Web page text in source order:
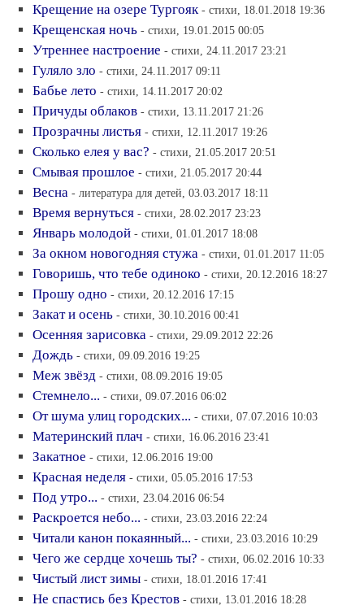
Крещение на озере Тургояк - стихи, 18.01.2018 19:36
Крещенская ночь - стихи, 19.01.2015 00:05
Утреннее настроение - стихи, 24.11.2017 23:21
Гуляло зло - стихи, 24.11.2017 09:11
Бабье лето - стихи, 14.11.2017 20:02
Причуды облаков - стихи, 13.11.2017 21:26
Прозрачны листья - стихи, 12.11.2017 19:26
Сколько елея у вас? - стихи, 21.05.2017 20:51
Смывая прошлое - стихи, 21.05.2017 20:44
Весна - литература для детей, 03.03.2017 18:11
Время вернуться - стихи, 28.02.2017 23:23
Январь молодой - стихи, 01.01.2017 18:08
За окном новогодняя стужа - стихи, 01.01.2017 11:05
Говоришь, что тебе одиноко - стихи, 20.12.2016 18:27
Прошу одно - стихи, 20.12.2016 17:15
Закат и осень - стихи, 30.10.2016 00:41
Осенняя зарисовка - стихи, 29.09.2012 22:26
Дождь - стихи, 09.09.2016 19:25
Меж звёзд - стихи, 08.09.2016 19:05
Стемнело... - стихи, 09.07.2016 06:02
От шума улиц городских... - стихи, 07.07.2016 10:03
Материнский плач - стихи, 16.06.2016 23:41
Закатное - стихи, 12.06.2016 19:00
Красная неделя - стихи, 05.05.2016 17:53
Под утро... - стихи, 23.04.2016 06:54
Раскроется небо... - стихи, 23.03.2016 22:24
Читали канон покаянный... - стихи, 23.03.2016 10:29
Чего же сердце хочешь ты? - стихи, 06.02.2016 10:33
Чистый лист зимы - стихи, 18.01.2016 17:41
Не спастись без Крестов - стихи, 13.01.2016 18:28